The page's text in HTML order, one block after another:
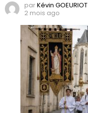
parKévin GOEURIOT
2 mois ago